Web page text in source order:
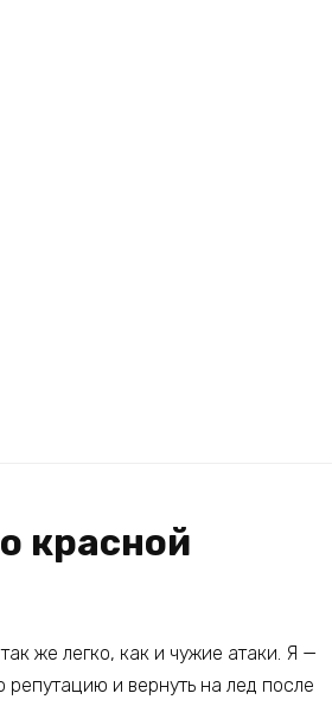
красной
же легко, как и чужие атаки. Я —
репутацию и вернуть на лед после